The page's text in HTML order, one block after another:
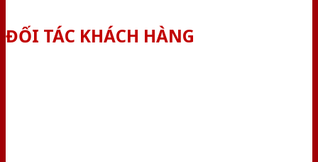
ĐỐI TÁC KHÁCH HÀNG